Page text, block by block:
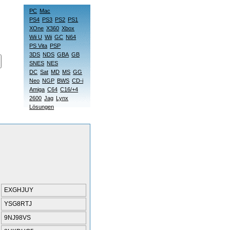
PC Mac
PS4 PS3 PS2 PS1
XOne X360 Xbox
Wii U Wii GC N64
PS Vita PSP
3DS NDS GBA GB
SNES NES
DC Sat MD MS GG
Neo NGP BWS CD-i
Amiga C64 C16/+4
2600 Jag Lynx
Lösungen
EXGHJUY
YSG8RTJ
9NJ98VS